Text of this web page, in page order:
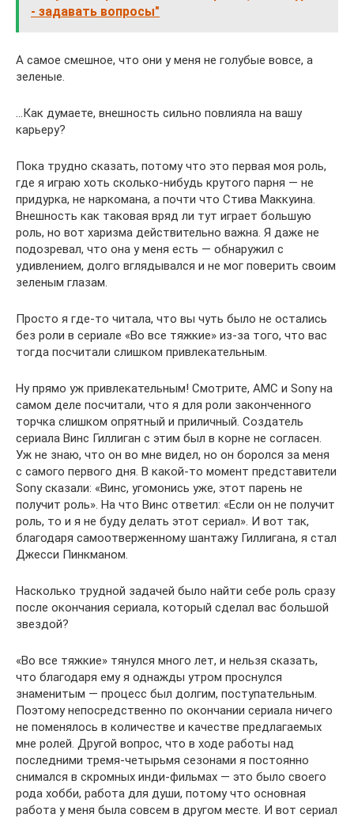
- задавать вопросы"
А самое смешное, что они у меня не голубые вовсе, а
зеленые.
…Как думаете, внешность сильно повлияла на вашу
карьеру?
Пока трудно сказать, потому что это первая моя роль,
где я играю хоть сколько-нибудь крутого парня — не
придурка, не наркомана, а почти что Стива Маккуина.
Внешность как таковая вряд ли тут играет большую
роль, но вот харизма действительно важна. Я даже не
подозревал, что она у меня есть — обнаружил с
удивлением, долго вглядывался и не мог поверить своим
зеленым глазам.
Просто я где-то читала, что вы чуть было не остались
без роли в сериале «Во все тяжкие» из-за того, что вас
тогда посчитали слишком привлекательным.
Ну прямо уж привлекательным! Смотрите, AMC и Sony на
самом деле посчитали, что я для роли законченного
торчка слишком опрятный и приличный. Создатель
сериала Винс Гиллиган с этим был в корне не согласен.
Уж не знаю, что он во мне видел, но он боролся за меня
с самого первого дня. В какой-то момент представители
Sony сказали: «Винс, угомонись уже, этот парень не
получит роль». На что Винс ответил: «Если он не получит
роль, то и я не буду делать этот сериал». И вот так,
благодаря самоотверженному шантажу Гиллигана, я стал
Джесси Пинкманом.
Насколько трудной задачей было найти себе роль сразу
после окончания сериала, который сделал вас большой
звездой?
«Во все тяжкие» тянулся много лет, и нельзя сказать,
что благодаря ему я однажды утром проснулся
знаменитым — процесс был долгим, поступательным.
Поэтому непосредственно по окончании сериала ничего
не поменялось в количестве и качестве предлагаемых
мне ролей. Другой вопрос, что в ходе работы над
последними тремя-четырьмя сезонами я постоянно
снимался в скромных инди-фильмах — это было своего
рода хобби, работа для души, потому что основная
работа у меня была совсем в другом месте. И вот сериал